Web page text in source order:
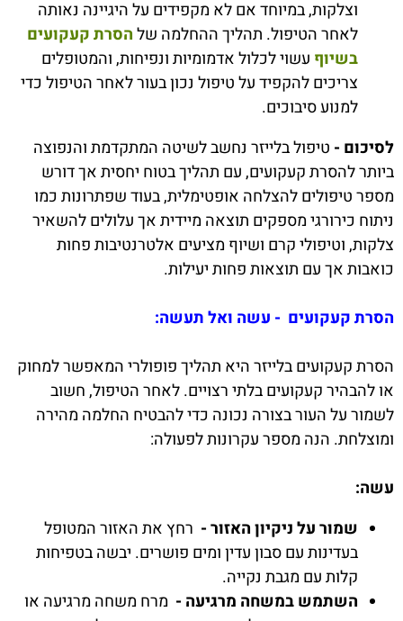
וצלקות, במיוחד אם לא מקפידים על היגיינה נאותה
לאחר הטיפול. תהליך ההחלמה שלהסרת קעקועים
בשיוף עשוי לכלול אדמומיות ונפיחות, והמטופלים
צריכים להקפיד על טיפול נכון בעור לאחר הטיפול כדי
למנוע סיבוכים.
לסיכום - טיפול בלייזר נחשב לשיטה המתקדמת והנפוצה
ביותר להסרת קעקועים, עם תהליך בטוח יחסית אך דורש
מספר טיפולים להצלחה אופטימלית, בעוד שפתרונות כמו
ניתוח כירורגי מספקים תוצאה מיידית אך עלולים להשאיר
צלקות, וטיפולי קרם ושיוף מציעים אלטרנטיבות פחות
כואבות אך עם תוצאות פחות יעילות.
הסרת קעקועים - עשה ואל תעשה:
הסרת קעקועים בלייזר היא תהליך פופולרי המאפשר למחוק
או להבהיר קעקועים בלתי רצויים. לאחר הטיפול, חשוב
לשמור על העור בצורה נכונה כדי להבטיח החלמה מהירה
ומוצלחת. הנה מספר עקרונות לפעולה:
עשה:
שמור על ניקיון האזור - רחץ את האזור המטופל
בעדינות עם סבון עדין ומים פושרים. יבשה בטפיחות
קלות עם מגבת נקייה.
השתמש במשחה מרגיעה - מרח משחה מרגיעה או